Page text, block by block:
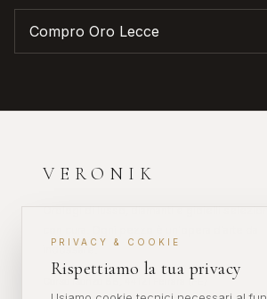
PRIVACY & COOKIE
Rispettiamo la tua privacy
Compro Oro Lecce
VERONIK
Orologi di lusso, diamanti e gioielli
indossare.
Corso Isonzo 88, 44121 Ferrara (FE)